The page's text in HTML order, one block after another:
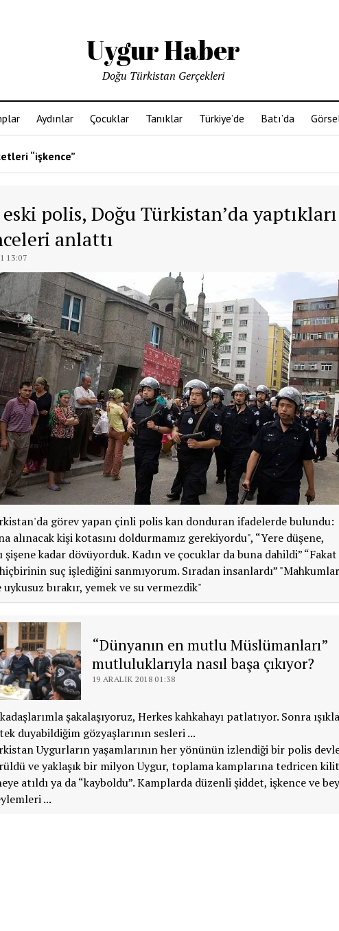
Uygur Haber
Doğu Türkistan Gerçekleri
Aydınlar Çocuklar Tanıklar Türkiye’de Batı’da
“işkence”
polis, Doğu Türkistan’da yaptıkları
anlattı
13:07
görev yapan çinli polis kan donduran ifadelerde bulundu:
alınacak kişi kotasını doldurmamız gerekiyordu", “Yere düşene,
şişene kadar dövüyorduk. Kadın ve çocuklar da buna dahildi”
suç işlediğini sanmıyorum. Sıradan insanlardı”
bırakır, yemek ve su vermezdik"
“Dünyanın en mutlu Müslümanları”
mutluluklarıyla nasıl başa çıkıyor?
19 ARALIK 2018 01:38
şakalaşıyoruz, Herkes kahkahayı patlatıyor. Sonra
duyabildiğim gözyaşlarının sesleri ...
Uygurların yaşamlarının her yönünün izlendiği bir polis
ve yaklaşık bir milyon Uygur, toplama kamplarına tedricen
atıldı ya da “kayboldu”. Kamplarda düzenli şiddet, işkence ve
...